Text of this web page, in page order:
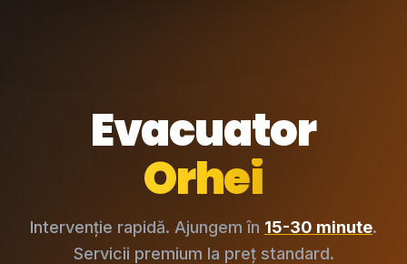
Evacuator
Orhei
Intervenție rapidă. Ajungem în 15-30 minute.
Servicii premium la preț standard.